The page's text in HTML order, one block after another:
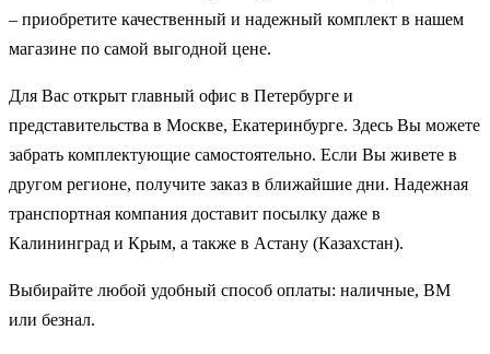
– приобретите качественный и надежный комплект в нашем
магазине по самой выгодной цене.
Для Вас открыт главный офис в Петербурге и
представительства в Москве, Екатеринбурге. Здесь Вы можете
забрать комплектующие самостоятельно. Если Вы живете в
другом регионе, получите заказ в ближайшие дни. Надежная
транспортная компания доставит посылку даже в
Калининград и Крым, а также в Астану (Казахстан).
Выбирайте любой удобный способ оплаты: наличные, ВМ
или безнал.